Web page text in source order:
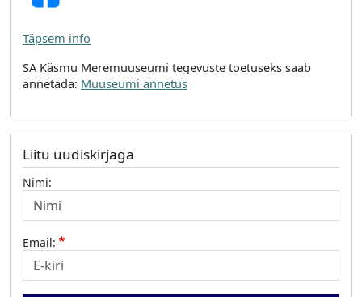
Täpsem info
SA Käsmu Meremuuseumi tegevuste toetuseks saab
annetada: Muuseumi annetus
Liitu uudiskirjaga
Nimi:
Email: